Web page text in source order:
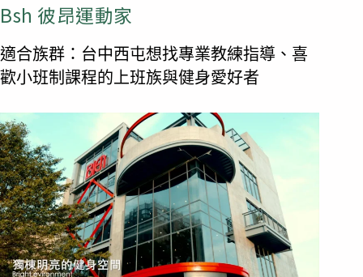
Bsh 彼昂運動家
適合族群：台中西屯想找專業教練指導、喜
歡小班制課程的上班族與健身愛好者